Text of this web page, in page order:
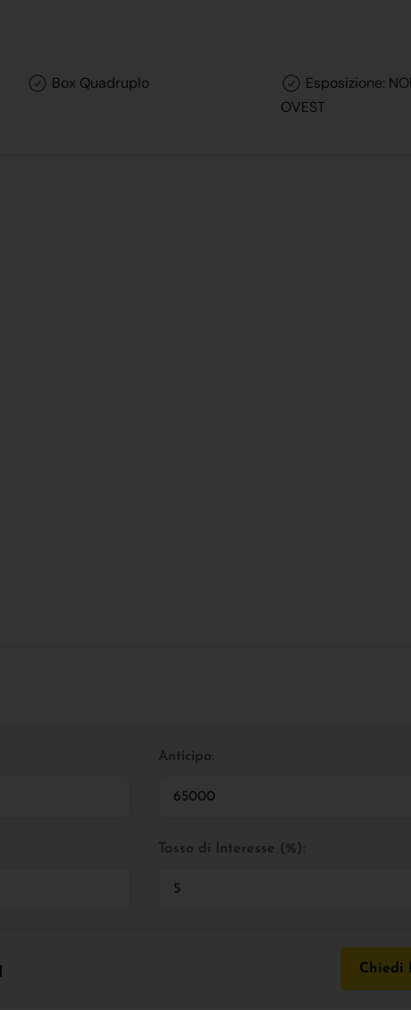
Box Quadruplo
Esposizione:
OVEST
Anticipo:
Tasso di Interesse (%):
Chiedi